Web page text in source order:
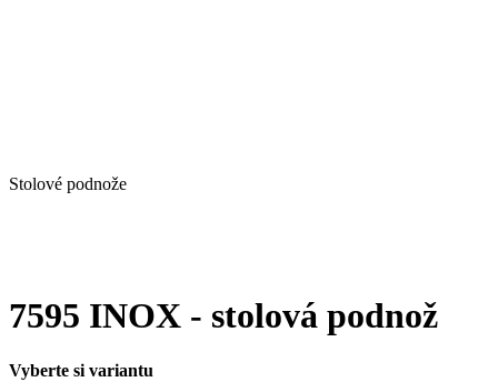
Stolové podnože
7595 INOX - stolová podnož
Vyberte si variantu